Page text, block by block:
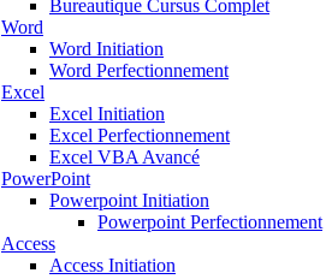
Bureautique Cursus Complet
Word
Word Initiation
Word Perfectionnement
Excel
Excel Initiation
Excel Perfectionnement
Excel VBA Avancé
PowerPoint
Powerpoint Initiation
Powerpoint Perfectionnement
Access
Access Initiation